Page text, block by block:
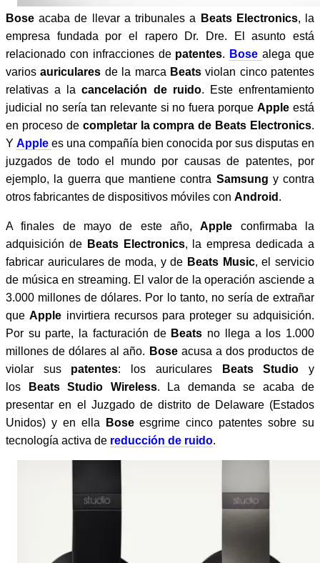
Boseacaba de llevar a tribunales a Beats Electronics, la
empresa fundada por el rapero Dr. Dre. El asunto está
relacionado con infracciones de patentes. Bose alega que
variosauriculares de la marca Beatsviolan cinco patentes
relativas a lacancelación de ruido. Este enfrentamiento
judicial no sería tan relevante si no fuera porqueAppleestá
en proceso de completar la compra de Beats Electronics.
Y Apple es una compañía bien conocida por sus disputas en
juzgados de todo el mundo por causas de patentes, por
ejemplo, la guerra que mantiene contra Samsung y contra
otros fabricantes de dispositivos móviles con Android .
A finales de mayo de este año,Apple confirmaba la
adquisición de Beats Electronics, la empresa dedicada a
fabricar auriculares de moda, y de Beats Music, el servicio
de música en streaming. El valor de la operación asciende a
3.000 millones de dólares. Por lo tanto, no sería de extrañar
queApple invirtiera recursos para proteger su adquisición.
Por su parte, la facturación de Beats no llega a los 1.000
millones de dólares al año. Bose acusa a dos productos de
violar sus patentes: los auriculares Beats Studio y
los
Beats Studio Wireless. La demanda se acaba de
presentar en el Juzgado de distrito de Delaware (Estados
Unidos) y en ella
Boseesgrime cinco patentes sobre su
tecnología activa de reducción de ruido.